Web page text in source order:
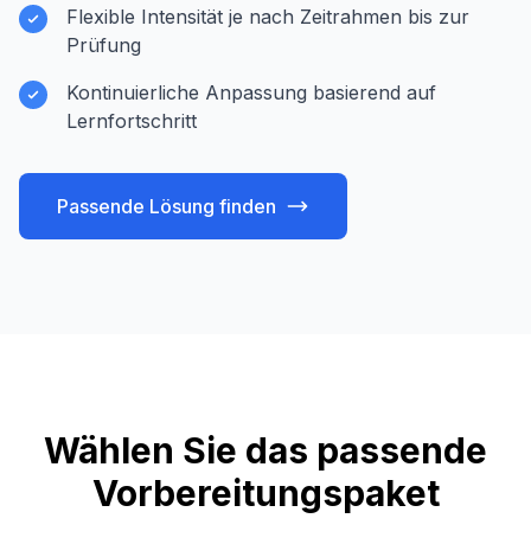
Flexible Intensität je nach Zeitrahmen bis zur
Prüfung
Kontinuierliche Anpassung basierend auf
Lernfortschritt
Passende Lösung finden
Wählen Sie das passende
Vorbereitungspaket